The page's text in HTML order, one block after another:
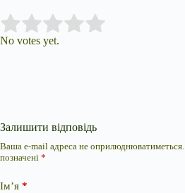
Rate this item:
No votes yet.
Залишити відповідь
Ваша e-mail адреса не оприлюднюватиметься.
позначені *
Ім’я *